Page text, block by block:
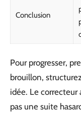
Conclusion
Pour progresser,
brouillon,
idée. Le
pas une suite